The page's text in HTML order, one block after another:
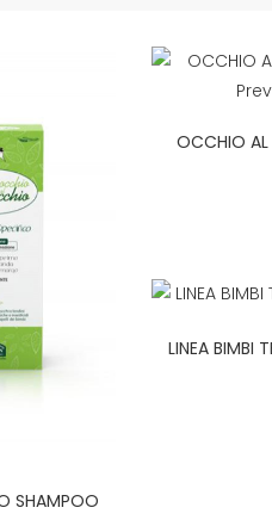
SHAMPOO
OCCHIO AL
LINEA BIMBI